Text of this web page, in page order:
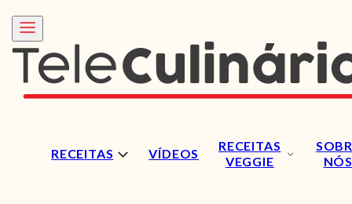
RECEITAS VÍDEOS
RECEITAS
VEGGIE
NÓS